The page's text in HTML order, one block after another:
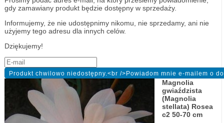
gdy zamawiany produkt będzie dostępny w sprzedaży.
Informujemy, że nie udostępnimy nikomu, nie sprzedamy, ani nie
użyjemy tego adresu dla innych celów.
Dziękujemy!
Magnolia
gwiaździsta
(Magnolia
stellata) Rosea
c2 50-70 cm